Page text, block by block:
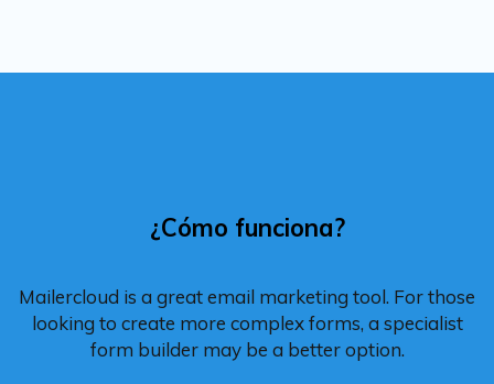
¿Cómo funciona?
Mailercloud is a great email marketing tool. For those
looking to create more complex forms, a specialist
form builder may be a better option.